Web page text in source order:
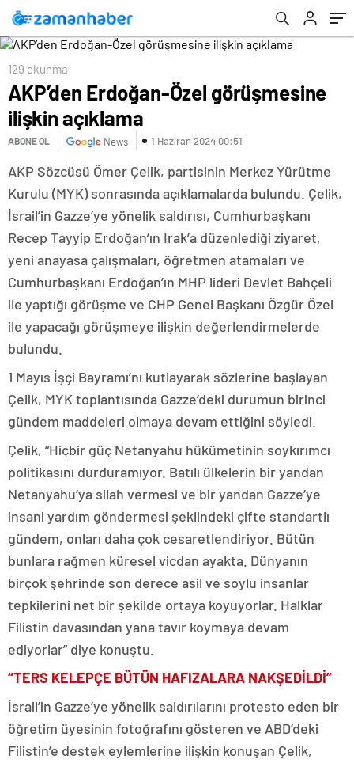
129 okunma
AKP’den Erdoğan-Özel görüşmesine
ilişkin açıklama
ABONE OL News 1 Haziran 2024 00:51
AKP Sözcüsü Ömer Çelik, partisinin Merkez Yürütme
Kurulu (MYK) sonrasında açıklamalarda bulundu. Çelik,
İsrail’in Gazze’ye yönelik saldırısı, Cumhurbaşkanı
Recep Tayyip Erdoğan’ın Irak’a düzenlediği ziyaret,
yeni anayasa çalışmaları, öğretmen atamaları ve
Cumhurbaşkanı Erdoğan’ın MHP lideri Devlet Bahçeli
ile yaptığı görüşme ve CHP Genel Başkanı Özgür Özel
ile yapacağı görüşmeye ilişkin değerlendirmelerde
bulundu.
1 Mayıs İşçi Bayramı’nı kutlayarak sözlerine başlayan
Çelik, MYK toplantısında Gazze’deki durumun birinci
gündem maddeleri olmaya devam ettiğini söyledi.
Çelik, “Hiçbir güç Netanyahu hükümetinin soykırımcı
politikasını durduramıyor. Batılı ülkelerin bir yandan
Netanyahu’ya silah vermesi ve bir yandan Gazze’ye
insani yardım göndermesi şeklindeki çifte standartlı
gündem, onları daha çok cesaretlendiriyor. Bütün
bunlara rağmen küresel vicdan ayakta. Dünyanın
birçok şehrinde son derece asil ve soylu insanlar
tepkilerini net bir şekilde ortaya koyuyorlar. Halklar
Filistin davasından yana tavır koymaya devam
ediyorlar” diye konuştu.
“TERS KELEPÇE BÜTÜN HAFIZALARA NAKŞEDİLDİ”
İsrail’in Gazze’ye yönelik saldırılarını protesto eden bir
öğretim üyesinin fotoğrafını gösteren ve ABD’deki
Filistin’e destek eylemlerine ilişkin konuşan Çelik,